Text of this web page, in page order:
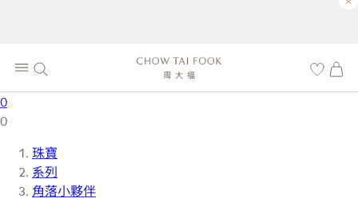
0
0
珠寶
系列
角落小夥伴